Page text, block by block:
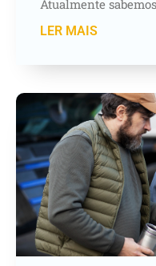
Atualmente
LER MAIS